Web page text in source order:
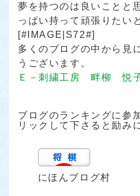
夢を持つのは良いことと
っぱい持って頑張りたい
[#IMAGE|S72#]
多くのブログの中から見
うございます。
Ｅ－刺繍工房 畔柳 悦
ブログのランキングに参
リックして下さると励み
にほんブログ村